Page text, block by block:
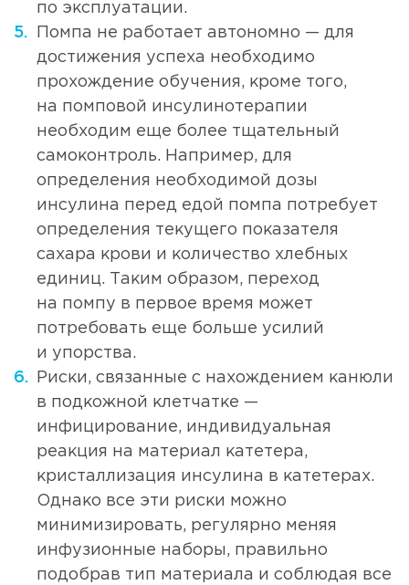
по эксплуатации.
Помпа не работает автономно — для
достижения успеха необходимо
прохождение обучения, кроме того,
на помповой инсулинотерапии
необходим еще более тщательный
самоконтроль. Например, для
определения необходимой дозы
инсулина перед едой помпа потребует
определения текущего показателя
сахара крови и количество хлебных
единиц. Таким образом, переход
на помпу в первое время может
потребовать еще больше усилий
и упорства.
Риски, связанные с нахождением канюли
в подкожной клетчатке —
инфицирование, индивидуальная
реакция на материал катетера,
кристаллизация инсулина в катетерах.
Однако все эти риски можно
минимизировать, регулярно меняя
инфузионные наборы, правильно
подобрав тип материала и соблюдая все